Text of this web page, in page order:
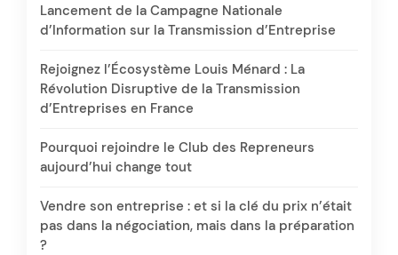
Lancement de la Campagne Nationale
d’Information sur la Transmission d’Entreprise
Rejoignez l’Écosystème Louis Ménard : La
Révolution Disruptive de la Transmission
d’Entreprises en France
Pourquoi rejoindre le Club des Repreneurs
aujourd’hui change tout
Vendre son entreprise : et si la clé du prix n’était
pas dans la négociation, mais dans la préparation
?